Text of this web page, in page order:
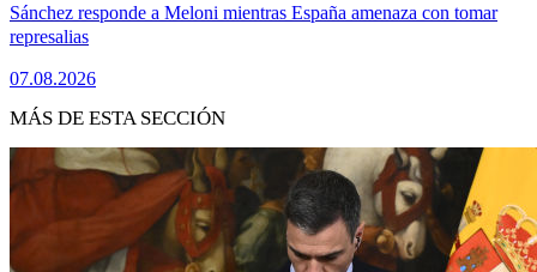
Sánchez responde a Meloni mientras España amenaza con tomar
represalias
07.08.2026
MÁS DE ESTA SECCIÓN